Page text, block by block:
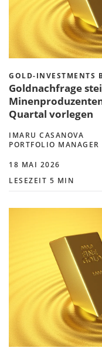
GOLD-INVESTMENTS
Goldnachfrage
Quartal vorlegen
IMARU CASANOVA
PORTFOLIO MANAGER
18 MAI 2026
LESEZEIT 5 MIN